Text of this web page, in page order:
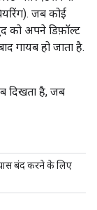
जब कोई
को अपने डिफ़ॉल्ट
गायब हो जाता है.
दिखता है, जब
बंद करने के लिए